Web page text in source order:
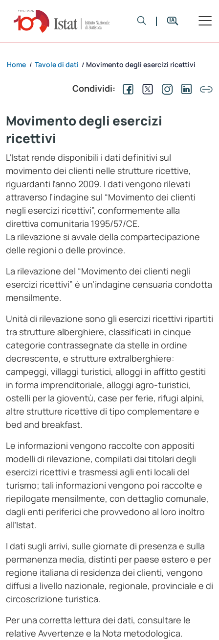
Home / Tavole di dati / Movimento degli esercizi ricettivi
Condividi:
Movimento degli esercizi
ricettivi
L’Istat rende disponibili i dati definitivi sul
movimento dei clienti nelle strutture ricettive,
riguardanti l’anno 2009. I dati vengono rilevati
attraverso l’indagine sul “Movimento dei clienti
negli esercizi ricettivi”, conformemente alla
direttiva comunitaria 1995/57/CE.
La rilevazione si avvale della compartecipazione
delle regioni o delle province.
La rilevazione del “Movimento dei clienti negli
esercizi ricettivi” è un’indagine censuaria condotta
mensilmente.
Unità di rilevazione sono gli esercizi ricettivi ripartiti
tra strutture alberghiere, classificati in cinque
categorie contrassegnate da stelle in ordine
decrescente, e strutture extralberghiere:
campeggi, villaggi turistici, alloggi in affitto gestiti
in forma imprenditoriale, alloggi agro-turistici,
ostelli per la gioventù, case per ferie, rifugi alpini,
altre strutture ricettive di tipo complementare e
bed and breakfast.
Le informazioni vengono raccolte con appositi
modelli di rilevazione, compilati dai titolari degli
esercizi ricettivi e trasmessi agli enti locali del
turismo; tali informazioni vengono poi raccolte e
riepilogate mensilmente, con dettaglio comunale,
dagli enti periferici che provvedono al loro inoltro
all’Istat.
I dati sugli arrivi, sulle giornate di presenza e sulla
permanenza media, distinti per paese estero e per
regione italiana di residenza dei clienti, vengono
diffusi a livello nazionale, regionale, provinciale e di
circoscrizione turistica.
Per una corretta lettura dei dati, consultare le
relative Avvertenze e la Nota metodologica.